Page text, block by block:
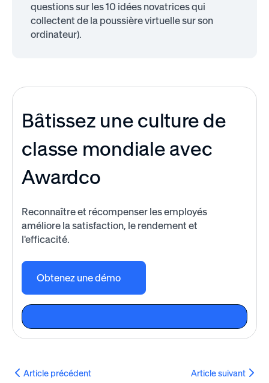
questions sur les 10 idées novatrices qui
collectent de la poussière virtuelle sur son
ordinateur).
Bâtissez une culture de
classe mondiale avec
Awardco
Reconnaître et récompenser les employés
améliore la satisfaction, le rendement et
l'efficacité.
Obtenez une démo
Article précédent Article suivant